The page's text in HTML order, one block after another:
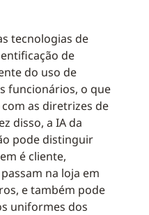
tecnologias de
de
do uso de
funcionários, o que
as diretrizes de
disso, a IA da
pode distinguir
é cliente,
na loja em
e também pode
uniformes dos